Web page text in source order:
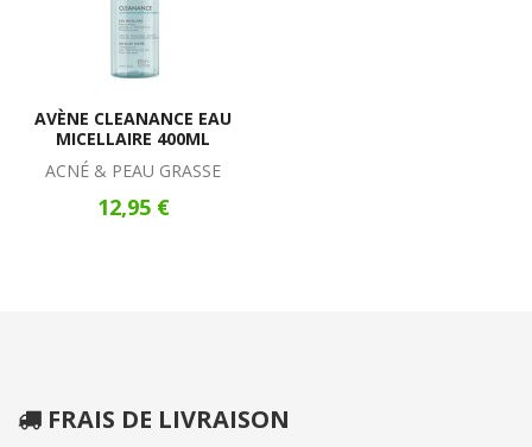
AVÈNE CLEANANCE EAU
MICELLAIRE 400ML
ACNÉ & PEAU GRASSE
12,95 €
FRAIS DE LIVRAISON